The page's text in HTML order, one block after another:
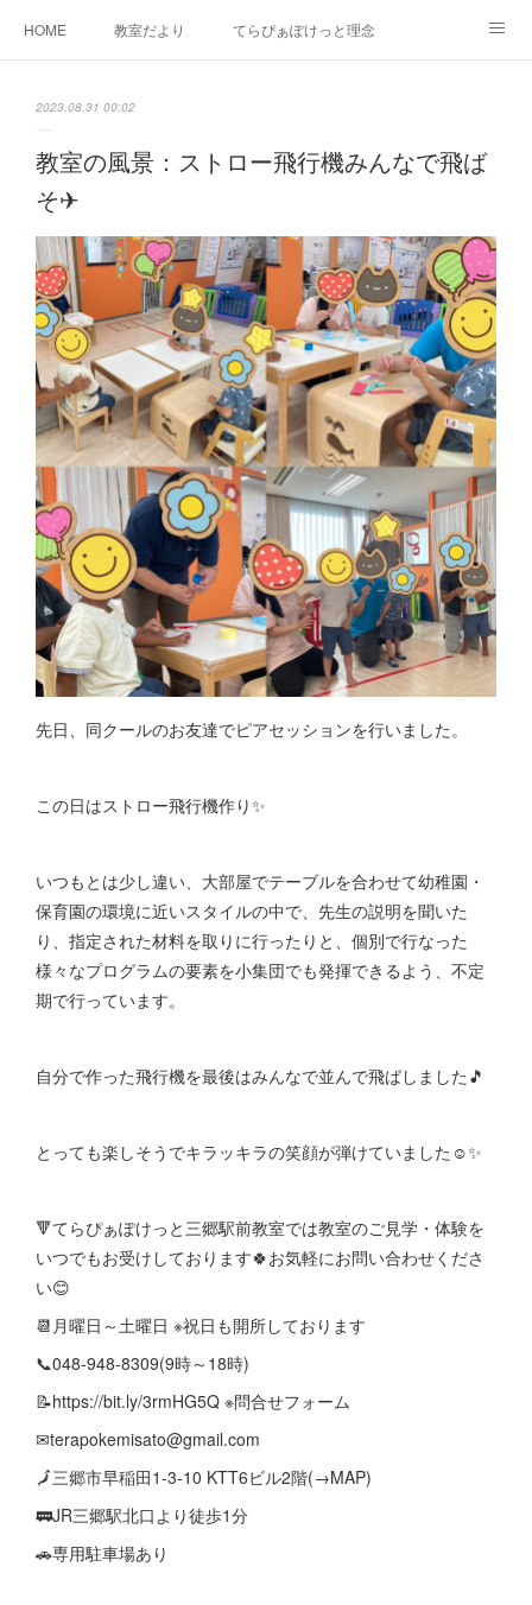
HOME 教室だより てらぴぁぽけっと理念
2023.08.31 00:02
教室の風景：ストロー飛行機みんなで飛ば
そ✈︎
先日、同クールのお友達でピアセッションを行いました。
この日はストロー飛行機作り✨
いつもとは少し違い、大部屋でテーブルを合わせて幼稚園・
保育園の環境に近いスタイルの中で、先生の説明を聞いた
り、指定された材料を取りに行ったりと、個別で行なった
様々なプログラムの要素を小集団でも発揮できるよう、不定
期で行っています。
自分で作った飛行機を最後はみんなで並んで飛ばしました🎵
とっても楽しそうでキラッキラの笑顔が弾けていました☺️✨
🔻てらぴぁぽけっと三郷駅前教室では教室のご見学・体験を
いつでもお受けしております🍀お気軽にお問い合わせくださ
い😊
📆月曜日～土曜日 ※祝日も開所しております
📞048-948-8309(9時～18時)
📝https://bit.ly/3rmHG5Q ※問合せフォーム
✉terapokemisato@gmail.com
🗾三郷市早稲田1-3-10 KTT6ビル2階(→MAP)
🚃JR三郷駅北口より徒歩1分
🚗専用駐車場あり